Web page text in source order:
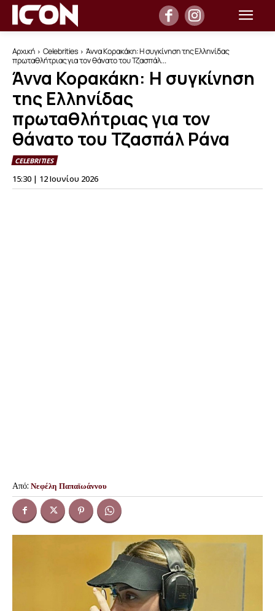
Αρχική Celebrities
Άννα Κορακάκη: Η συγκίνηση της Ελληνίδας
πρωταθλήτριας για τον θάνατο του Τζασπάλ...
Άννα Κορακάκη: Η συγκίνηση
της Ελληνίδας
πρωταθλήτριας για τον
θάνατο του Τζασπάλ Ράνα
CELEBRITIES
15:30 | 12 Ιουνίου 2026
Από: Νεφέλη Παπαϊωάννου